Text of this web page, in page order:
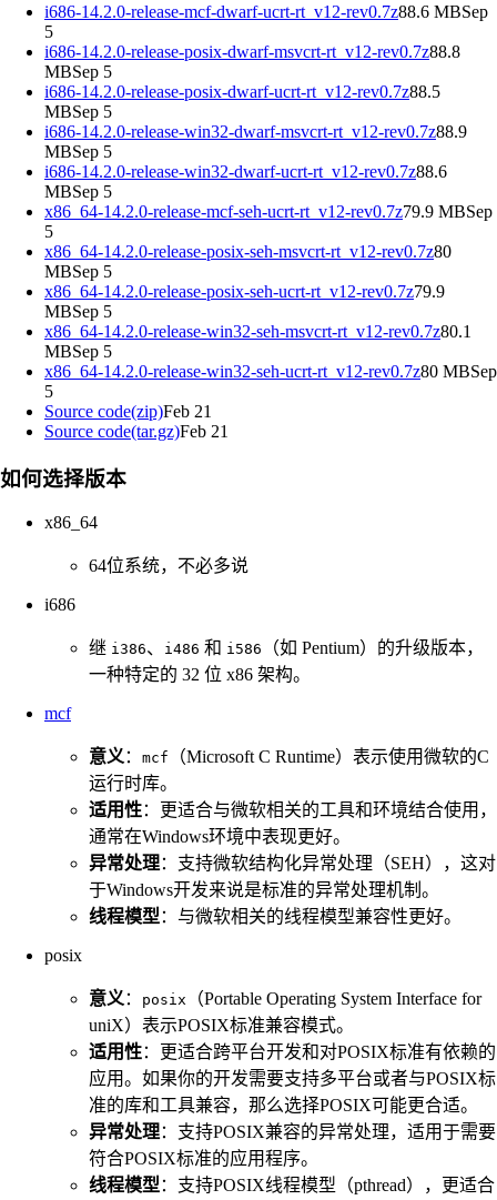
i686-14.2.0-release-mcf-dwarf-ucrt-rt_v12-rev0.7z88.6 MBSep
5
i686-14.2.0-release-posix-dwarf-msvcrt-rt_v12-rev0.7z88.8
MBSep 5
i686-14.2.0-release-posix-dwarf-ucrt-rt_v12-rev0.7z88.5
MBSep 5
i686-14.2.0-release-win32-dwarf-msvcrt-rt_v12-rev0.7z88.9
MBSep 5
i686-14.2.0-release-win32-dwarf-ucrt-rt_v12-rev0.7z88.6
MBSep 5
x86_64-14.2.0-release-mcf-seh-ucrt-rt_v12-rev0.7z79.9 MBSep
5
x86_64-14.2.0-release-posix-seh-msvcrt-rt_v12-rev0.7z80
MBSep 5
x86_64-14.2.0-release-posix-seh-ucrt-rt_v12-rev0.7z79.9
MBSep 5
x86_64-14.2.0-release-win32-seh-msvcrt-rt_v12-rev0.7z80.1
MBSep 5
x86_64-14.2.0-release-win32-seh-ucrt-rt_v12-rev0.7z80 MBSep
5
Source code(zip)Feb 21
Source code(tar.gz)Feb 21
如何选择版本
x86_64
64位系统，不必多说
i686
继 i386、 i486 和 i586
（如 Pentium）的升级版本，
一种特定的 32 位 x86 架构。
mcf
意义 ： mcf
（Microsoft C Runtime）表示使用微软的C
运行时库。
适用性：更适合与微软相关的工具和环境结合使用，
通常在Windows环境中表现更好。
异常处理：支持微软结构化异常处理（SEH），这对
于Windows开发来说是标准的异常处理机制。
线程模型 ：与微软相关的线程模型兼容性更好。
posix
意义 ： posix
（Portable Operating System Interface for
uniX）表示POSIX标准兼容模式。
适用性：更适合跨平台开发和对POSIX标准有依赖的
应用。如果你的开发需要支持多平台或者与POSIX标
准的库和工具兼容，那么选择POSIX可能更合适。
异常处理：支持POSIX兼容的异常处理，适用于需要
符合POSIX标准的应用程序。
线程模型 ：支持POSIX线程模型（pthread），更适合